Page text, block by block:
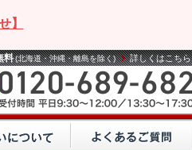
】
料 (北海道・沖縄・離島を除く) 詳しくはこちら